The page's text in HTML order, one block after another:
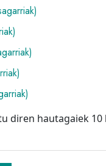
diren hautagaiek